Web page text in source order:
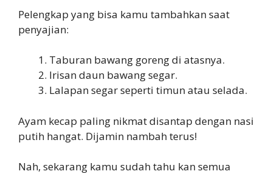
Pelengkap yang bisa kamu tambahkan saat
penyajian:
Taburan bawang goreng di atasnya.
Irisan daun bawang segar.
Lalapan segar seperti timun atau selada.
Ayam kecap paling nikmat disantap dengan nasi
putih hangat. Dijamin nambah terus!
Nah, sekarang kamu sudah tahu kan semua